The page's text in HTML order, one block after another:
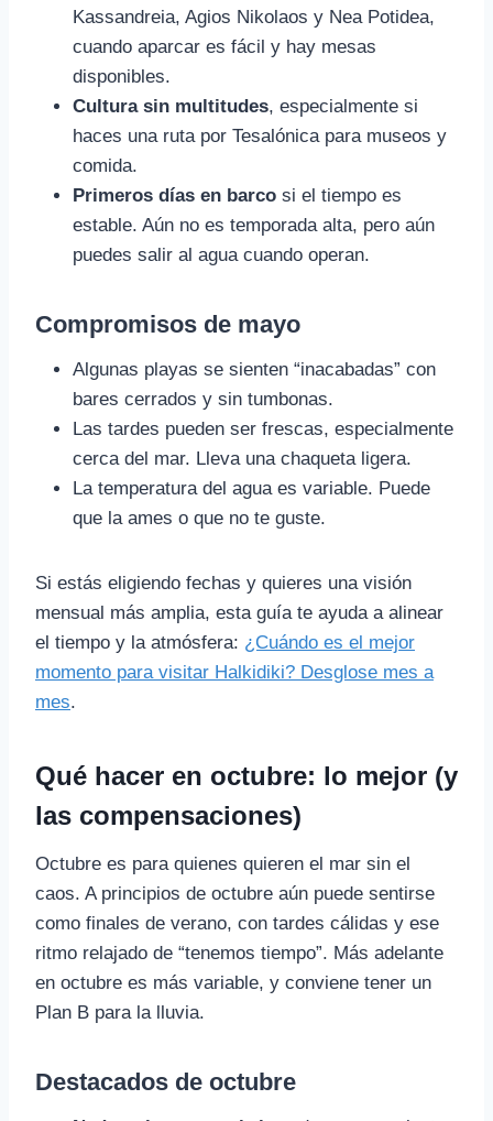
Kassandreia, Agios Nikolaos y Nea Potidea,
cuando aparcar es fácil y hay mesas
disponibles.
Cultura sin multitudes, especialmente si
haces una ruta por Tesalónica para museos y
comida.
Primeros días en barco si el tiempo es
estable. Aún no es temporada alta, pero aún
puedes salir al agua cuando operan.
Compromisos de mayo
Algunas playas se sienten “inacabadas” con
bares cerrados y sin tumbonas.
Las tardes pueden ser frescas, especialmente
cerca del mar. Lleva una chaqueta ligera.
La temperatura del agua es variable. Puede
que la ames o que no te guste.
Si estás eligiendo fechas y quieres una visión
mensual más amplia, esta guía te ayuda a alinear
el tiempo y la atmósfera: ¿Cuándo es el mejor
momento para visitar Halkidiki? Desglose mes a
mes.
Qué hacer en octubre: lo mejor (y
las compensaciones)
Octubre es para quienes quieren el mar sin el
caos. A principios de octubre aún puede sentirse
como finales de verano, con tardes cálidas y ese
ritmo relajado de “tenemos tiempo”. Más adelante
en octubre es más variable, y conviene tener un
Plan B para la lluvia.
Destacados de octubre